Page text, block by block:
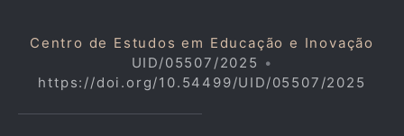
Centro de Estudos em Educação e Inovação
UID/05507/2025 •
https://doi.org/10.54499/UID/05507/2025